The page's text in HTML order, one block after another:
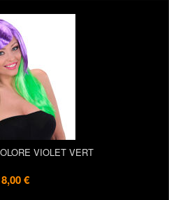
VIOLET VERT
€